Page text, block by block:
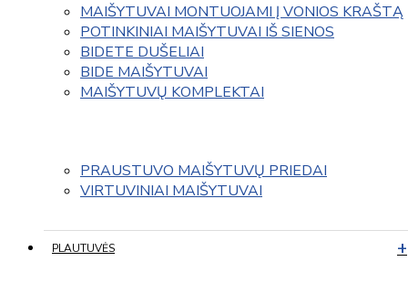
MAIŠYTUVAI MONTUOJAMI Į VONIOS KRAŠTĄ
POTINKINIAI MAIŠYTUVAI IŠ SIENOS
BIDETE DUŠELIAI
BIDE MAIŠYTUVAI
MAIŠYTUVŲ KOMPLEKTAI
PRAUSTUVO MAIŠYTUVŲ PRIEDAI
VIRTUVINIAI MAIŠYTUVAI
PLAUTUVĖS